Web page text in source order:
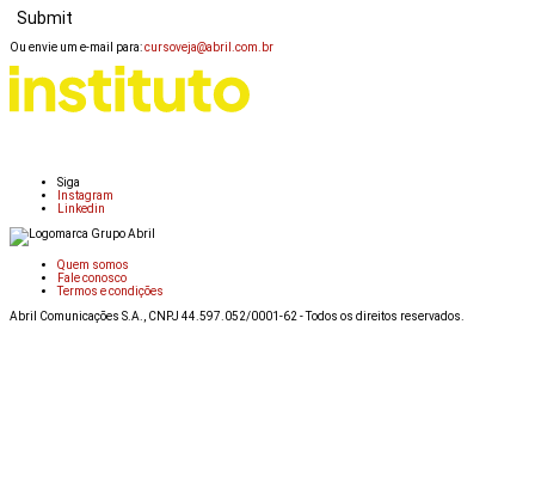
Submit
Ou envie um e-mail para:cursoveja@abril.com.br
Siga
Instagram
Linkedin
Quem somos
Fale conosco
Termos e condições
Abril Comunicações S.A., CNPJ 44.597.052/0001-62 - Todos os direitos reservados.